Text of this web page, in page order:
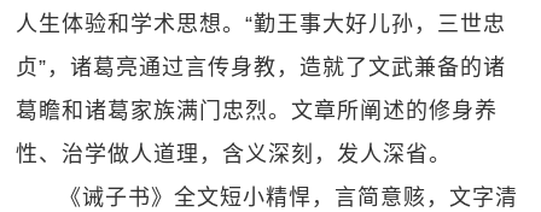
人生体验和学术思想。“勤王事大好儿孙，三世忠
贞”，诸葛亮通过言传身教，造就了文武兼备的诸
葛瞻和诸葛家族满门忠烈。文章所阐述的修身养
性、治学做人道理，含义深刻，发人深省。
《诫子书》全文短小精悍，言简意赅，文字清